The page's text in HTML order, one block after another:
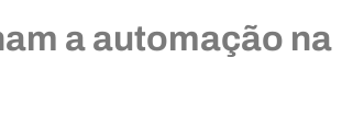
a automação na